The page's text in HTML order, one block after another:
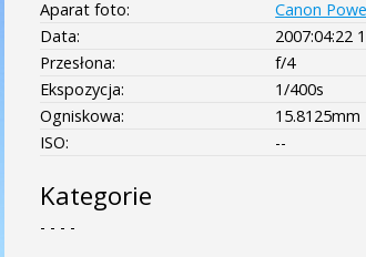
Aparat foto:
Canon
Data:
2007:04:22
Przesłona:
f/4
Ekspozycja:
1/400s
Ogniskowa:
15.8125mm
ISO:
--
Kategorie
- - - -